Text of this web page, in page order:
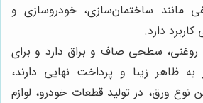
مانند ساختمان‌سازی، خودروسازی و
کاربرد دارد.
روغنی، سطحی صاف و براق دارد و برای
به ظاهر زیبا و پرداخت نهایی دارند،
ورق، در تولید قطعات خودرو، لوازم